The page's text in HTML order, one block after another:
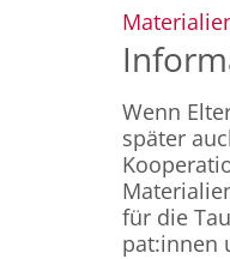
Wenn
später
für die
pat:innen